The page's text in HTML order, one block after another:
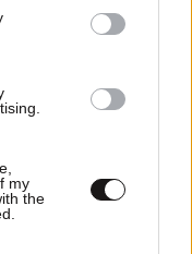
my
the
σχολιασμού